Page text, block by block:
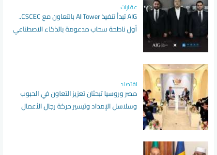
عقارات
AIG تبدأ تنفيذ AI Tower بالتعاون مع CSCEC..
أول ناطحة سحاب مدعومة بالذكاء الاصطناعي
اقتصاد
مصر وروسيا تبحثان تعزيز التعاون في الحبوب
وسلاسل الإمداد وتيسير حركة رجال الأعمال